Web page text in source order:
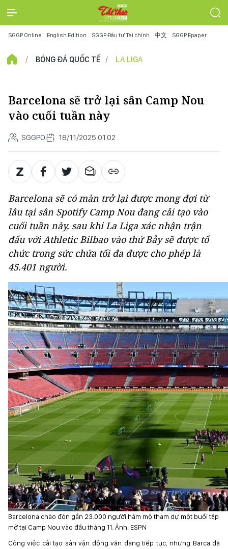
SGGP Online English Edition SGGP Đầu tư Tài chính 中文 SGGP Epaper
BÓNG ĐÁ QUỐC TẾ LA LIGA
Barcelona sẽ trở lại sân Camp Nou
vào cuối tuần này
SGGPO 18/11/2025 01:02
Barcelona sẽ có màn trở lại được mong đợi từ
lâu tại sân Spotify Camp Nou đang cải tạo vào
cuối tuần này, sau khi La Liga xác nhận trận
đấu với Athletic Bilbao vào thứ Bảy sẽ được tổ
chức trong sức chứa tối đa được cho phép là
45.401 người.
Barcelona chào đón gần 23.000 người hâm mộ tham dự một buổi tập
mở tại Camp Nou vào đầu tháng 11. Ảnh: ESPN
Công việc cải tạo sân vận động vẫn đang tiếp tục, nhưng Barca đã